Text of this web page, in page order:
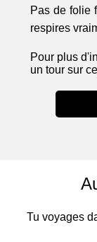
Pas de folie
respires
Pour plus
un tour sur
Tu voyages